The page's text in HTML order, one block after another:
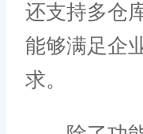
还支持多仓
能够满足企
求。